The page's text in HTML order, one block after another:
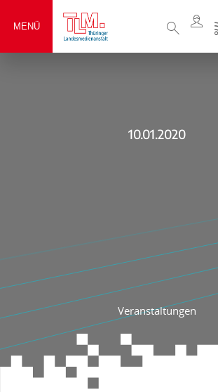
MENÜ
10.01.2020
Veranstaltungen